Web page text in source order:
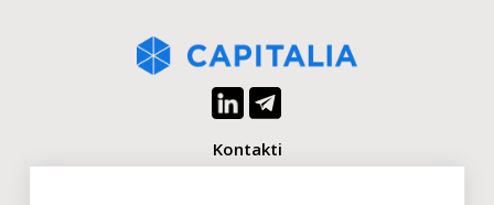
Kontakti
+371 2880 0880